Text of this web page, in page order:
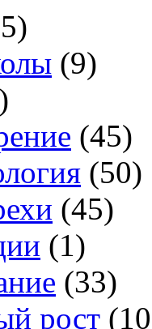
(9)
(45)
(50)
(45)
(1)
(33)
рост